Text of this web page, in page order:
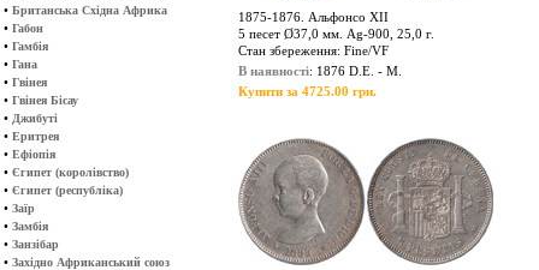
• Британська Східна Африка
• Габон
• Гамбія
• Гана
• Гвінея
• Гвінея Бісау
• Джибуті
• Еритрея
• Ефіопія
• Єгипет (королівство)
• Єгипет (республіка)
• Заїр
• Замбія
• Занзібар
• Західно Африканський союз
1875-1876. Альфонсо ХІІ
5 песет Ø37,0 мм. Ag-900, 25,0 г.
Стан збереження: Fine/VF
В наявності: 1876 D.E. - M.
Купити за 4725.00 грн.